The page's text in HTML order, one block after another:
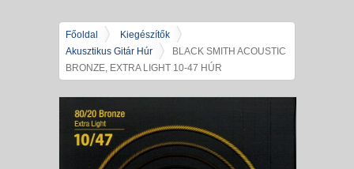
Főoldal
Kiegészítők
Akusztikus Gitár Húr
BLACK SMITH ACOUSTIC
BRONZE, EXTRA LIGHT 10-47 HÚR